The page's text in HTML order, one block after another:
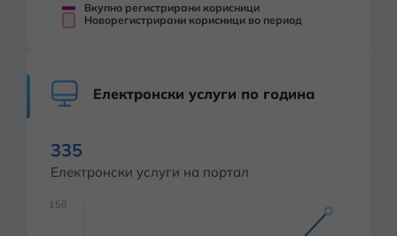
Вкупно регистрирани корисници
Новорегистрирани корисници во период
Електронски услуги по година
335
Електронски услуги на портал